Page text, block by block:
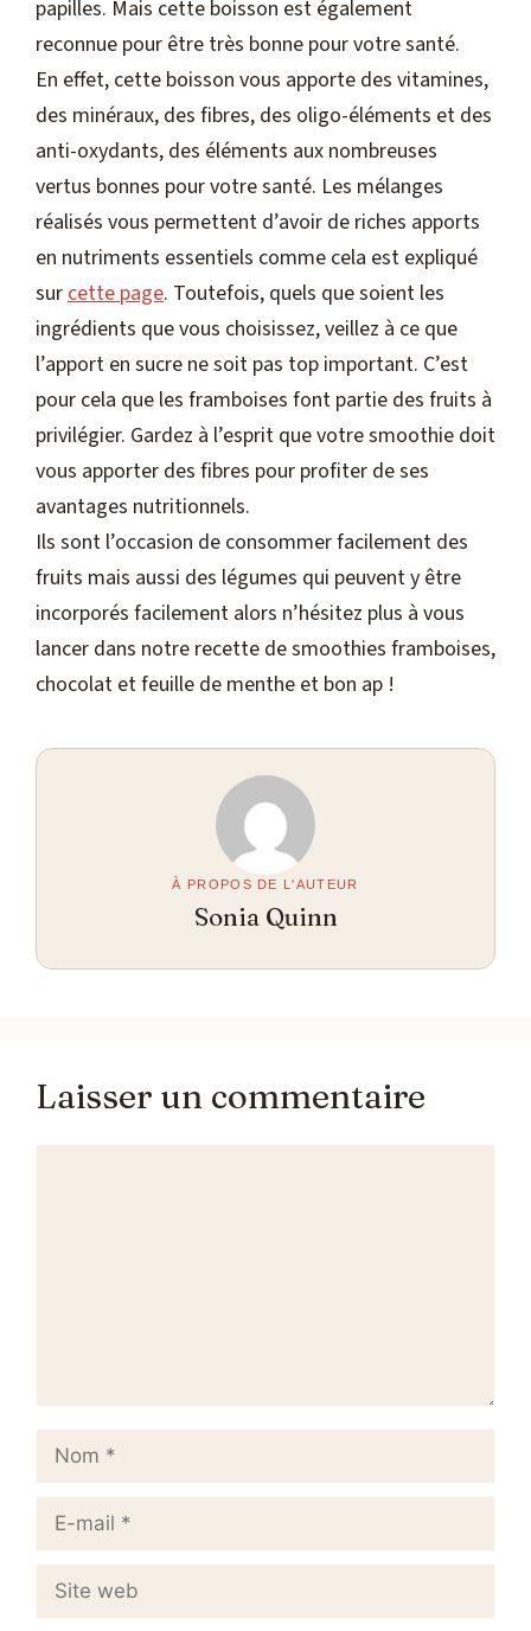
papilles. Mais cette boisson est également
reconnue pour être très bonne pour votre santé.
En effet, cette boisson vous apporte des vitamines,
des minéraux, des fibres, des oligo-éléments et des
anti-oxydants, des éléments aux nombreuses
vertus bonnes pour votre santé. Les mélanges
réalisés vous permettent d’avoir de riches apports
en nutriments essentiels comme cela est expliqué
surcette page. Toutefois, quels que soient les
ingrédients que vous choisissez, veillez à ce que
l’apport en sucre ne soit pas top important. C’est
pour cela que les framboises font partie des fruits à
privilégier. Gardez à l’esprit que votre smoothie doit
vous apporter des fibres pour profiter de ses
avantages nutritionnels.
Ils sont l’occasion de consommer facilement des
fruits mais aussi des légumes qui peuvent y être
incorporés facilement alors n’hésitez plus à vous
lancer dans notre recette de smoothies framboises,
chocolat et feuille de menthe et bon ap !
À PROPOS DE L'AUTEUR
Sonia Quinn
Laisser un commentaire
Nom
Site